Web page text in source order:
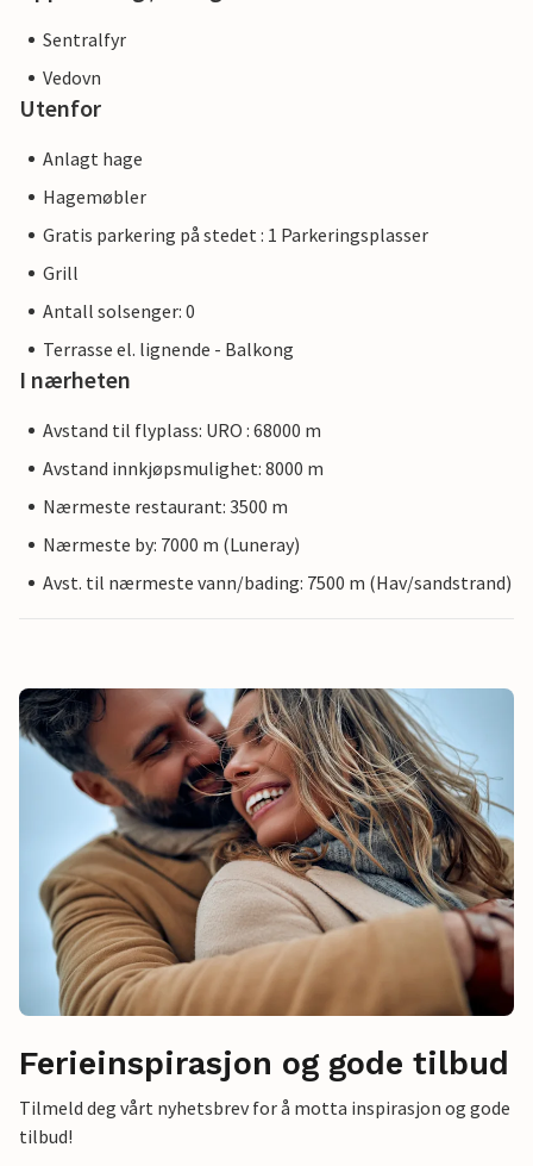
Sentralfyr
Vedovn
Utenfor
Anlagt hage
Hagemøbler
Gratis parkering på stedet : 1 Parkeringsplasser
Grill
Antall solsenger: 0
Terrasse el. lignende - Balkong
I nærheten
Avstand til flyplass: URO : 68000 m
Avstand innkjøpsmulighet: 8000 m
Nærmeste restaurant: 3500 m
Nærmeste by: 7000 m (Luneray)
Avst. til nærmeste vann/bading: 7500 m (Hav/sandstrand)
Ferieinspirasjon og gode tilbud
Tilmeld deg vårt nyhetsbrev for å motta inspirasjon og gode
tilbud!